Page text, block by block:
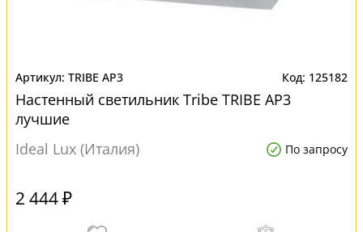
TRIBE AP3 125182
Настенный светильник Tribe TRIBE AP3
лучшие
Ideal Lux (Италия)
По запросу
2 444 ₽